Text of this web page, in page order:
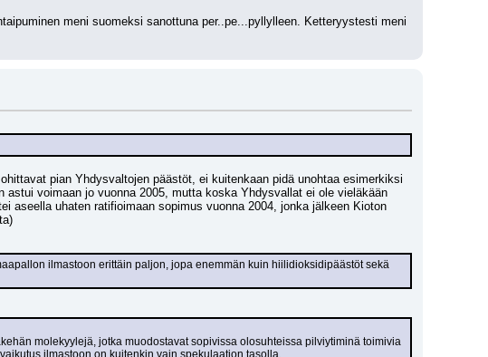
meni suomeksi sanottuna per..pe...pyllylleen. Ketteryystesti meni
pian Yhdysvaltojen päästöt, ei kuitenkaan pidä unohtaa esimerkiksi
voimaan jo vuonna 2005, mutta koska Yhdysvallat ei ole vieläkään
aseella uhaten ratifioimaan sopimus vuonna 2004, jonka jälkeen Kioton
ilmastoon erittäin paljon, jopa enemmän kuin hiilidioksidipäästöt sekä
molekyylejä, jotka muodostavat sopivissa olosuhteissa pilviytiminä toimivia
ilmastoon on kuitenkin vain spekulaation tasolla.